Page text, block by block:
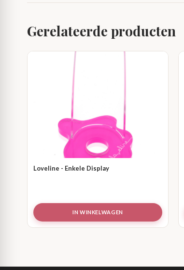
Gerelateerde producten
Loveline - Enkele Display
IN WINKELWAGEN